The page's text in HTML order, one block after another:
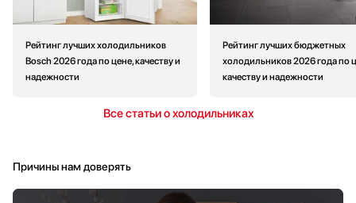
Все статьи о холодильниках
Рейтинг лучших холодильников
Bosch 2026 года по цене, качеству и
надежности
Рейтинг лучших бюджетных
холодильников 2026 года по
качеству и надежности
Причины нам доверять